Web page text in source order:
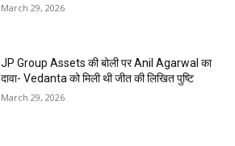
March 29, 2026
JP Group Assets की बोली पर Anil Agarwal का
दावा- Vedanta को मिली थी जीत की लिखित पुष्टि
March 29, 2026